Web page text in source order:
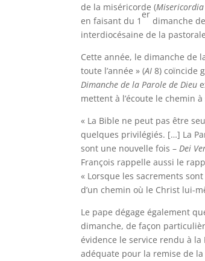
de la miséricorde (
en faisant du 1
er
dimanche
interdiocésaine de la
Cette année, le dimanche de
toute l’année » (AI 8) coïncide
Dimanche de la Parole de Dieu
mettent à l’écoute le chemin
« La Bible ne peut pas être
quelques privilégiés. […] La
sont une nouvelle fois –Dei
François rappelle aussi le
« Lorsque les sacrements
d’un chemin où le Christ lui-
Le pape dégage également
dimanche, de façon
évidence le service rendu à
adéquate pour la remise de la